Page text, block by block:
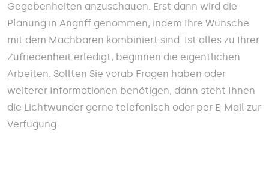
Gegebenheiten anzuschauen. Erst dann wird die
Planung in Angriff genommen, indem Ihre Wünsche
mit dem Machbaren kombiniert sind. Ist alles zu Ihrer
Zufriedenheit erledigt, beginnen die eigentlichen
Arbeiten. Sollten Sie vorab Fragen haben oder
weiterer Informationen benötigen, dann steht Ihnen
die Lichtwunder gerne telefonisch oder per E-Mail zur
Verfügung.